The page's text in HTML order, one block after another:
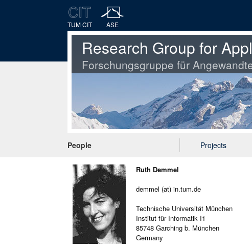
TUM CIT
ASE
Research Group for
Forschungsgruppe für
People Projects
Ruth Demmel
demmel (at) in.tum.de
Technische Universität München
Institut für Informatik I1
85748 Garching b. München
Germany